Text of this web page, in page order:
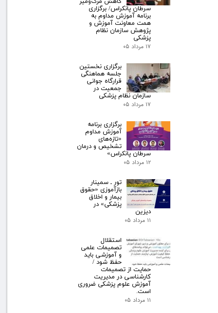
سرطان پانکراس/ برگزاری
برنامه آموزش مداوم به
همت معاونت آموزش و
پژوهش سازمان نظام
پزشکی
۱۷ مرداد ۰۵
برگزاری نخستین
جلسه هماهنگی
قرارگاه جوانی
جمعیت در
سازمان نظام پزشکی
۱۷ مرداد ۰۵
برگزاری برنامه
آموزش مداوم
«تازه‌های
تشخیص و درمان
سرطان پانکراس»
۱۲ مرداد ۰۵
تور ـ سمینار
بازآموزی «حقوق
بیمار و اخلاق
پزشکی» در
دیزین
۱۱ مرداد ۰۵
استقلال
تصمیمات علمی
و آموزشی باید
حفظ شود /
حمایت از تصمیمات
کارشناسی در مدیریت
آموزش علوم پزشکی ضروری
است.
۱۱ مرداد ۰۵